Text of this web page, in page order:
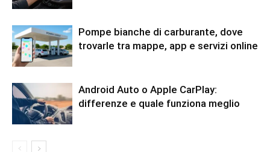
Pompe bianche di carburante, dove
trovarle tra mappe, app e servizi online
Android Auto o Apple CarPlay:
differenze e quale funziona meglio